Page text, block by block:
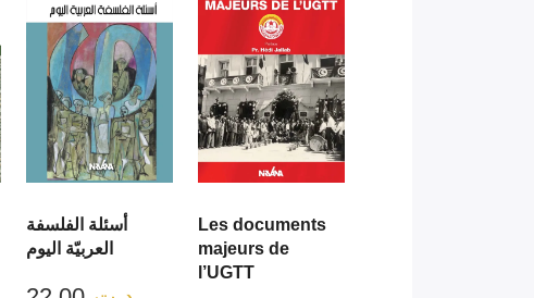
أسئلة الفلسفة
العربيّة اليوم
Les documents
majeurs de
l’UGTT